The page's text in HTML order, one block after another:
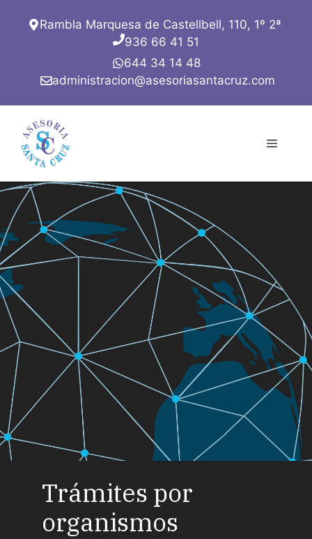
Rambla Marquesa de Castellbell, 110, 1º 2ª
936 66 41 51
644 34 14 48
administracion@asesoriasantacruz.com
Menú
Trámites por
organismos